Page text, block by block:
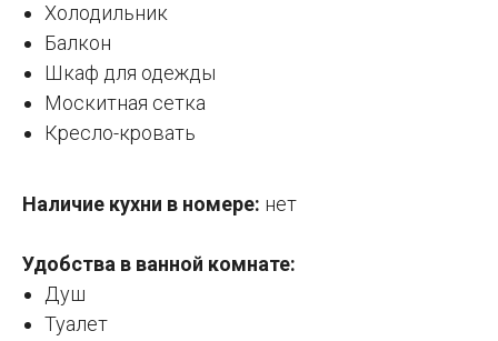
Холодильник
Балкон
Шкаф для одежды
Москитная сетка
Кресло-кровать
Наличие кухни в номере: нет
Удобства в ванной комнате:
Душ
Туалет